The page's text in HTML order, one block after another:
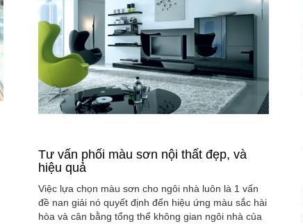
Tư vấn phối màu sơn nội thất đẹp, và
hiệu quả
Việc lựa chọn màu sơn cho ngôi nhà luôn là 1 vấn
đề nan giải nó quyết định đến hiệu ứng màu sắc hài
hòa và cân bằng tổng thể không gian ngôi nhà của